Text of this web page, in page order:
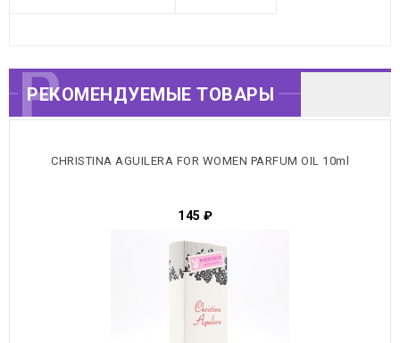
РЕКОМЕНДУЕМЫЕ
ТОВАРЫ
РЕКОМЕНДУЕМЫЕ ТОВАРЫ
CHRISTINA AGUILERA FOR WOMEN PARFUM OIL 10ml
145 ₽